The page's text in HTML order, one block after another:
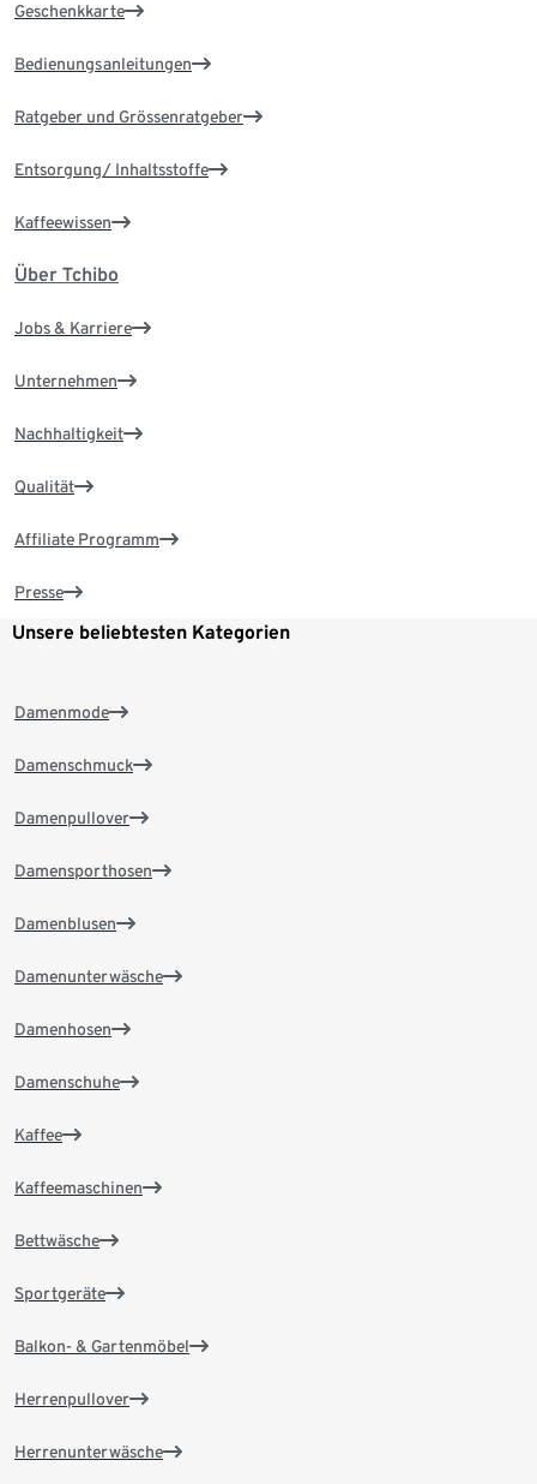
Geschenkkarte
Bedienungsanleitungen
Ratgeber und Grössenratgeber
Entsorgung/ Inhaltsstoffe
Kaffeewissen
Über Tchibo
Jobs & Karriere
Unternehmen
Nachhaltigkeit
Qualität
Affiliate Programm
Presse
Unsere beliebtesten Kategorien
Damenmode
Damenschmuck
Damenpullover
Damensporthosen
Damenblusen
Damenunterwäsche
Damenhosen
Damenschuhe
Kaffee
Kaffeemaschinen
Bettwäsche
Sportgeräte
Balkon- & Gartenmöbel
Herrenpullover
Herrenunterwäsche